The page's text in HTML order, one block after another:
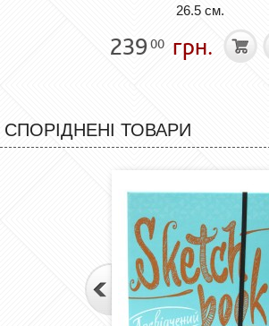
26.5 см.
23900 грн.
СПОРІДНЕНІ ТОВАРИ